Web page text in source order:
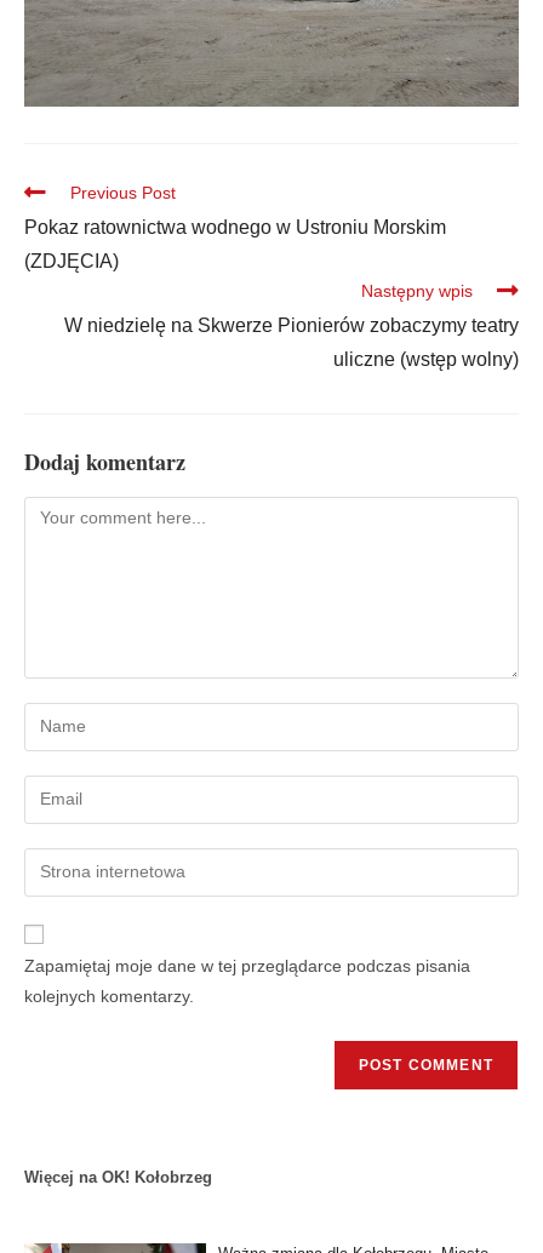
Previous Post
Pokaz ratownictwa wodnego w Ustroniu Morskim
(ZDJĘCIA)
Następny wpis
W niedzielę na Skwerze Pionierów zobaczymy teatry
uliczne (wstęp wolny)
Dodaj komentarz
Zapamiętaj moje dane w tej przeglądarce podczas pisania
kolejnych komentarzy.
Więcej na OK! Kołobrzeg